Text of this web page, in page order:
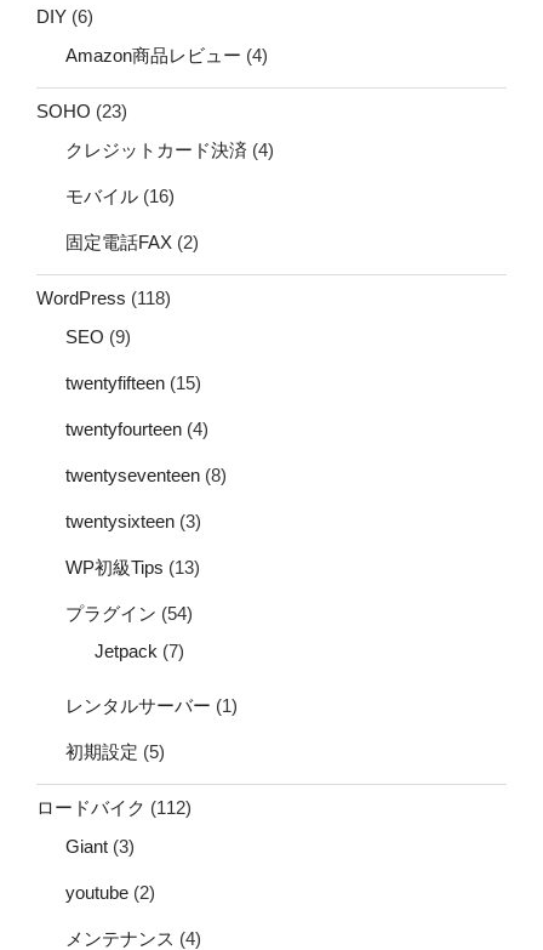
DIY (6)
Amazon商品レビュー (4)
SOHO (23)
クレジットカード決済 (4)
モバイル (16)
固定電話FAX (2)
WordPress (118)
SEO (9)
twentyfifteen (15)
twentyfourteen (4)
twentyseventeen (8)
twentysixteen (3)
WP初級Tips (13)
プラグイン (54)
Jetpack (7)
レンタルサーバー (1)
初期設定 (5)
ロードバイク (112)
Giant (3)
youtube (2)
メンテナンス (4)